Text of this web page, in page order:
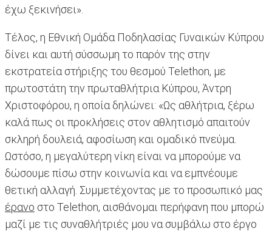
έχω ξεκινήσει».
Τέλος, η Εθνική Ομάδα Ποδηλασίας Γυναικών Κύπρου
δίνει και αυτή σύσσωμη το παρόν της στην
εκστρατεία στήριξης του θεσμού Telethon, με
πρωτοστάτη την πρωταθλήτρια Κύπρου, Άντρη
Χριστοφόρου, η οποία δηλώνει: «Ως αθλήτρια, ξέρω
καλά πως οι προκλήσεις στον αθλητισμό απαιτούν
σκληρή δουλειά, αφοσίωση και ομαδικό πνεύμα.
Ωστόσο, η μεγαλύτερη νίκη είναι να μπορούμε να
δώσουμε πίσω στην κοινωνία και να εμπνέουμε
θετική αλλαγή. Συμμετέχοντας με το προσωπικό μας
έρανο στο Telethon, αισθάνομαι περήφανη που μπορώ
μαζί με τις συναθλήτριές μου να συμβάλω στο έργο